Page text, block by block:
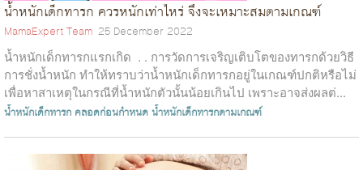
น้ำหนักเด็กทารก ควรหนักเท่าไหร่ จึงจะเหมาะสมตามเกณฑ์
MamaExpert Team 25 December 2022
น้ำหนักเด็กทารกแรกเกิด . . การวัดการเจริญเติบโตของทารกด้วยวิธี
การชั่งน้ำหนัก ทำให้ทราบว่าน้ำหนักเด็กทารกอยู่ในเกณฑ์ปกติหรือไม่
เพื่อหาสาเหตุในกรณีที่น้ำหนักตัวนั้นน้อยเกินไป เพราะอาจส่งผลต่...
น้ำหนักเด็กทารก คลอดก่อนกำหนดน้ำหนักเด็กทารกตามเกณฑ์